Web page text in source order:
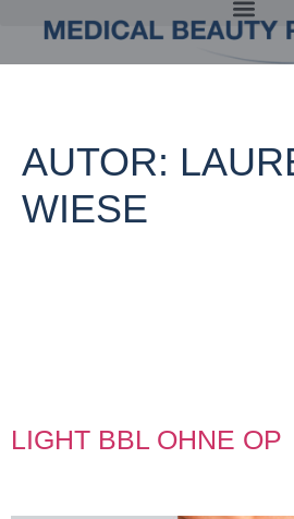
AUTOR:
WIESE
LIGHT BBL OHNE OP